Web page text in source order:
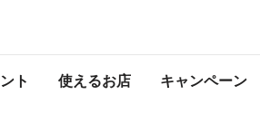
ト 使えるお店 キャンペーン
PayPayからのお知